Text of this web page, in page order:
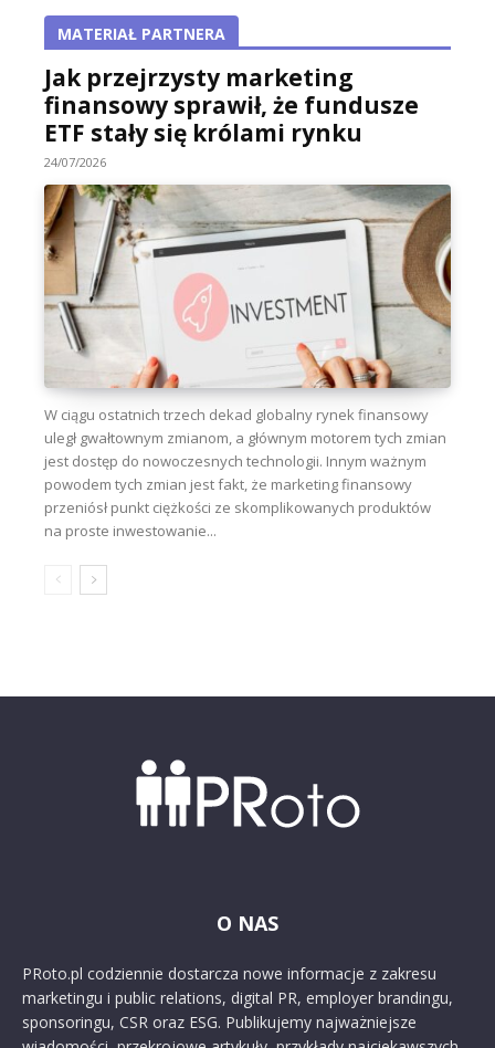
MATERIAŁ PARTNERA
Jak przejrzysty marketing
finansowy sprawił, że fundusze
ETF stały się królami rynku
24/07/2026
W ciągu ostatnich trzech dekad globalny rynek finansowy
uległ gwałtownym zmianom, a głównym motorem tych zmian
jest dostęp do nowoczesnych technologii. Innym ważnym
powodem tych zmian jest fakt, że marketing finansowy
przeniósł punkt ciężkości ze skomplikowanych produktów
na proste inwestowanie...
O NAS
PRoto.pl codziennie dostarcza nowe informacje z zakresu
marketingu i public relations, digital PR, employer brandingu,
sponsoringu, CSR oraz ESG. Publikujemy najważniejsze